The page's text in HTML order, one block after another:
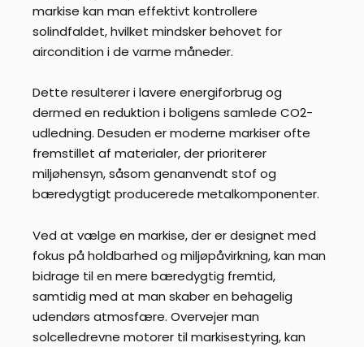
markise kan man effektivt kontrollere
solindfaldet, hvilket mindsker behovet for
aircondition i de varme måneder.
Dette resulterer i lavere energiforbrug og
dermed en reduktion i boligens samlede CO2-
udledning. Desuden er moderne markiser ofte
fremstillet af materialer, der prioriterer
miljøhensyn, såsom genanvendt stof og
bæredygtigt producerede metalkomponenter.
Ved at vælge en markise, der er designet med
fokus på holdbarhed og miljøpåvirkning, kan man
bidrage til en mere bæredygtig fremtid,
samtidig med at man skaber en behagelig
udendørs atmosfære. Overvejer man
solcelledrevne motorer til markisestyring, kan